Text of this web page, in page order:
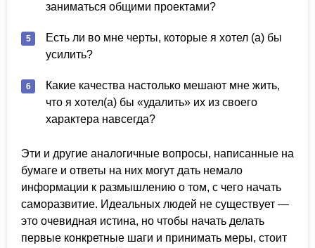
заниматься общими проектами?
Есть ли во мне черты, которые я хотел (а) бы
усилить?
Какие качества настолько мешают мне жить,
что я хотел(а) бы «удалить» их из своего
характера навсегда?
Эти и другие аналогичные вопросы, написанные на
бумаге и ответы на них могут дать немало
информации к размышлению о том, с чего начать
саморазвитие. Идеальных людей не существует —
это очевидная истина, но чтобы начать делать
первые конкретные шаги и принимать меры, стоит